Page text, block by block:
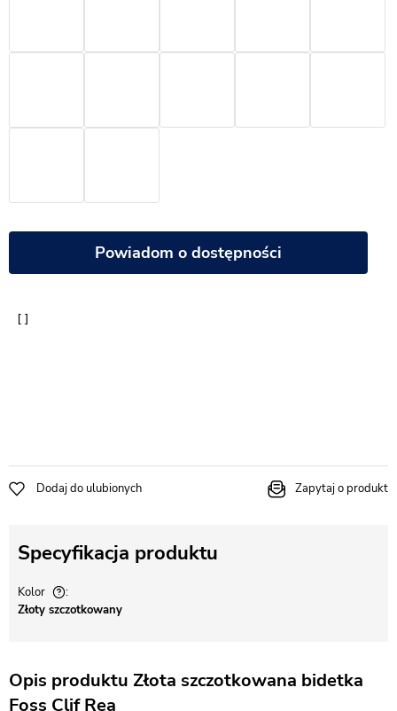
Powiadom o dostępności
Dodaj do ulubionych Zapytaj o produkt
Specyfikacja produktu
Kolor
Złoty szczotkowany
Opis produktu Złota szczotkowana bidetka
Foss Clif Rea